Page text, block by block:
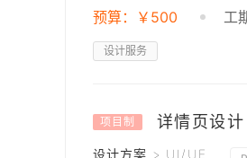
预算：￥500 工
设计服务
项目制 详情页设计
设计方案 > UI/UE